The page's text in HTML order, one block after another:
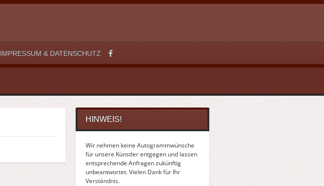
IMPRESSUM & DATENSCHUTZ
HINWEIS!
Wir nehmen keine Autogrammwünsche
für unsere Künstler entgegen und lassen
entsprechende Anfragen zukünftig
unbeantwortet. Vielen Dank für Ihr
Verständnis.